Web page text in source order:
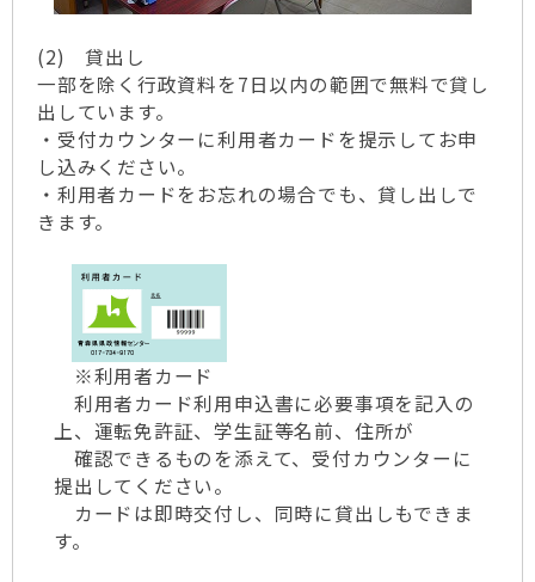
(2) 貸出し
一部を除く行政資料を7日以内の範囲で無料で貸し
出しています。
・受付カウンターに利用者カードを提示してお申
し込みください。
・利用者カードをお忘れの場合でも、貸し出しで
きます。
※利用者カード
利用者カード利用申込書に必要事項を記入の
上、運転免許証、学生証等名前、住所が
確認できるものを添えて、受付カウンターに
提出してください。
カードは即時交付し、同時に貸出しもできま
す。